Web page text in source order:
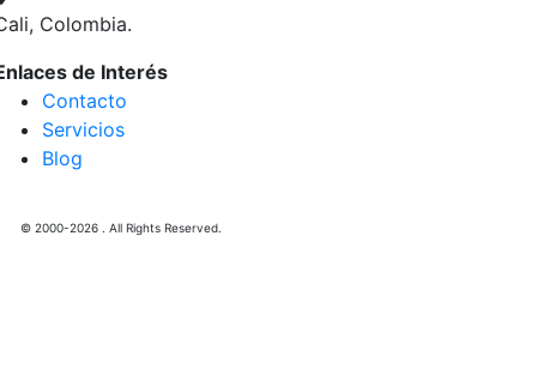
Colombia.
de Interés
Contacto
Servicios
Blog
© 2000-2026 . All Rights Reserved.